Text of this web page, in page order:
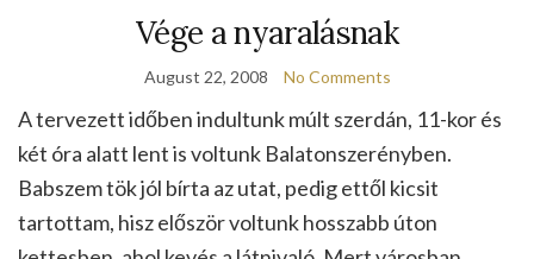
Vége a nyaralásnak
August 22, 2008 No Comments
A tervezett időben indultunk múlt szerdán, 11-kor és
két óra alatt lent is voltunk Balatonszerényben.
Babszem tök jól bírta az utat, pedig ettől kicsit
tartottam, hisz először voltunk hosszabb úton